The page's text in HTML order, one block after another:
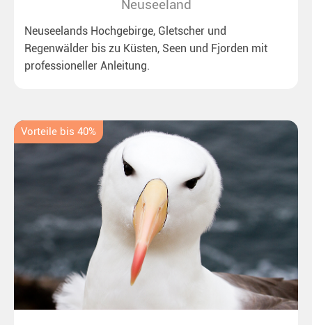
Neuseeland
Neuseelands Hochgebirge, Gletscher und
Regenwälder bis zu Küsten, Seen und Fjorden mit
professioneller Anleitung.
Vorteile bis 40%